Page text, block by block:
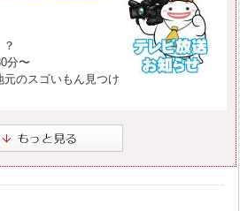
分〜
のスゴいもん見つけ